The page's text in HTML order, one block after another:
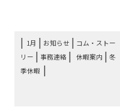
1月 | お知らせ | コム・ストー
リー |事務連絡 | 休暇案内 |冬
季休暇